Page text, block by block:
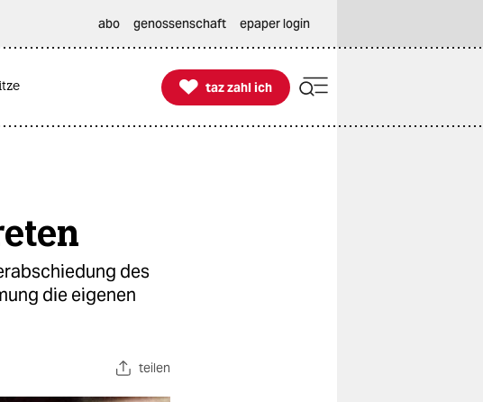
abo genossenschaft epaper login

taz zahl ich
taz zahl ich
des
die eigenen
teilen